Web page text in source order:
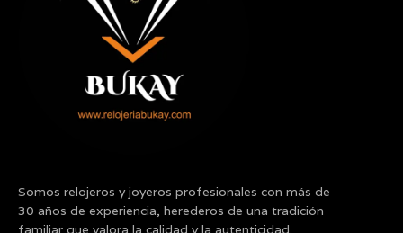
Somos relojeros y joyeros profesionales con más de
30 años de experiencia, herederos de una tradición
familiar que valora la calidad y la autenticidad.